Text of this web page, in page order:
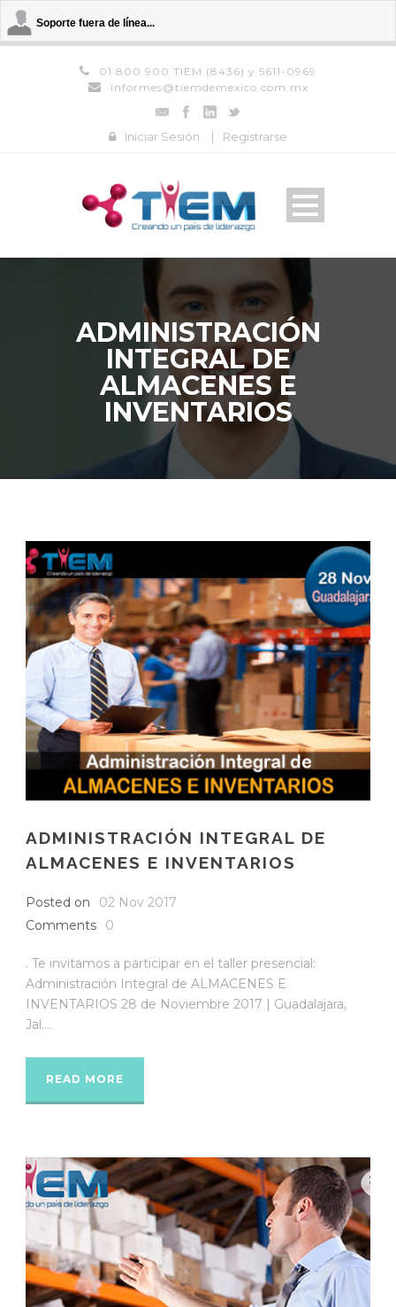
Soporte fuera de línea...
01 800 900 TIEM (8436) y 5611-0969
informes@tiemdemexico.com.mx
Iniciar Sesión | Registrarse
ADMINISTRACIÓN
INTEGRAL DE
ALMACENES E
INVENTARIOS
ADMINISTRACIÓN INTEGRAL DE
ALMACENES E INVENTARIOS
Posted on
02 Nov 2017
Comments
0
. Te invitamos a participar en el taller presencial:
Administración Integral de ALMACENES E
INVENTARIOS 28 de Noviembre 2017 | Guadalajara,
Jal....
READ MORE